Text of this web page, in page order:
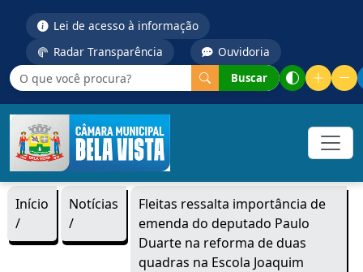
Lei de acesso à informação
Radar Transparência
Ouvidoria
Buscar
Início
/
Notícias
/
Fleitas ressalta importância de
emenda do deputado Paulo
Duarte na reforma de duas
quadras na Escola Joaquim